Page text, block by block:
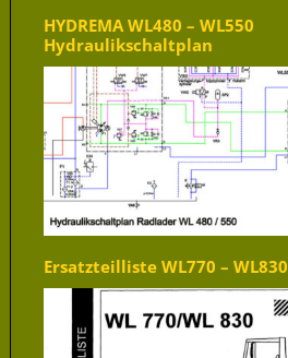
HYDREMA WL480 – WL550
Hydraulikschaltplan
Ersatzteilliste WL770 – WL830